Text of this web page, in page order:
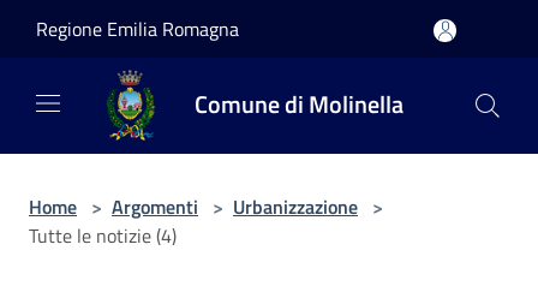
Regione Emilia Romagna
Comune di Molinella
Home > Argomenti > Urbanizzazione >
Tutte le notizie (4)